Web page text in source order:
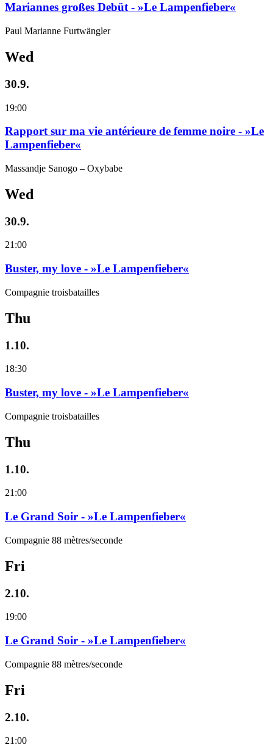
Mariannes großes Debüt - »Le Lampenfieber«
Paul Marianne Furtwängler
Wed
30.9.
19:00
Rapport sur ma vie antérieure de femme noire - »Le
Lampenfieber«
Massandje Sanogo – Oxybabe
Wed
30.9.
21:00
Buster, my love - »Le Lampenfieber«
Compagnie troisbatailles
Thu
1.10.
18:30
Buster, my love - »Le Lampenfieber«
Compagnie troisbatailles
Thu
1.10.
21:00
Le Grand Soir - »Le Lampenfieber«
Compagnie 88 mètres/seconde
Fri
2.10.
19:00
Le Grand Soir - »Le Lampenfieber«
Compagnie 88 mètres/seconde
Fri
2.10.
21:00